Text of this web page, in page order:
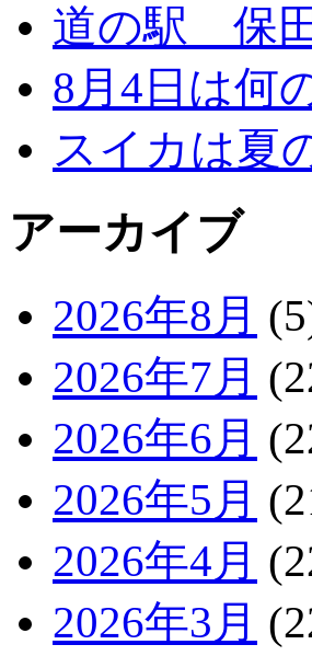
道の駅 保
8月4日は何
スイカは夏
アーカイブ
2026年8月
2026年7月
2026年6月
2026年5月
2026年4月
2026年3月